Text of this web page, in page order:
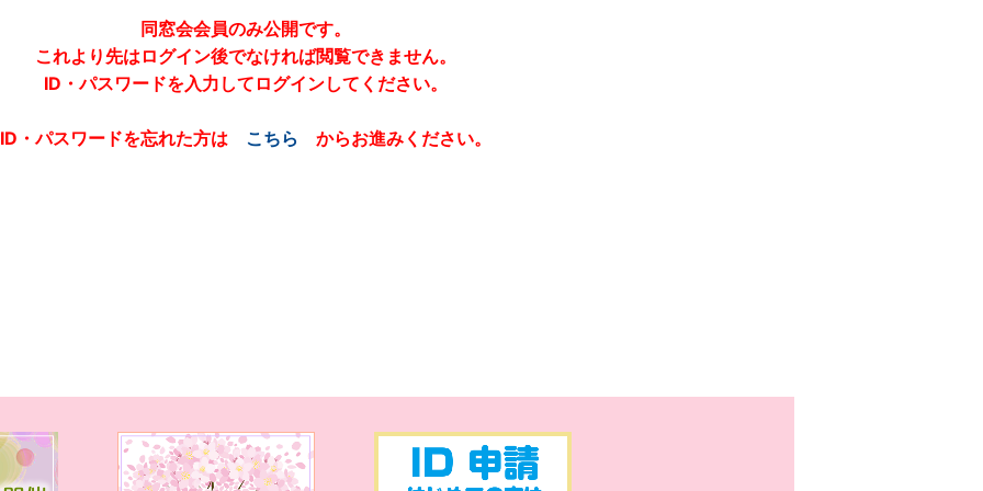
同窓会会員のみ公開です。
これより先はログイン後でなければ閲覧できません。
ID・パスワードを入力してログインしてください。
ID・パスワードを忘れた方は こちら からお進みください。